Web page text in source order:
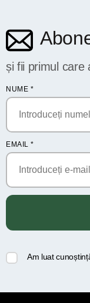
și fii primul care
NUME *
EMAIL *
Am luat